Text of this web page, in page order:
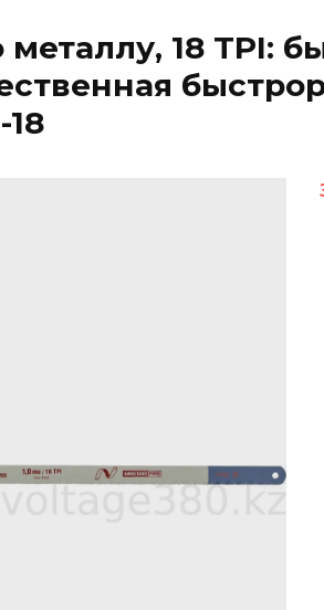
металлу, 18 TPI: